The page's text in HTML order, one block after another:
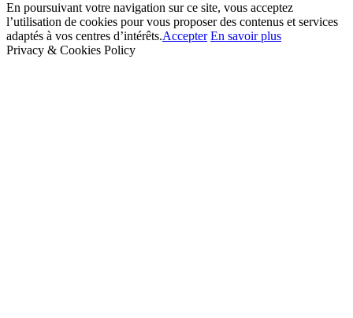
En poursuivant votre navigation sur ce site, vous acceptez
l’utilisation de cookies pour vous proposer des contenus et services
adaptés à vos centres d’intérêts.Accepter En savoir plus
Privacy & Cookies Policy